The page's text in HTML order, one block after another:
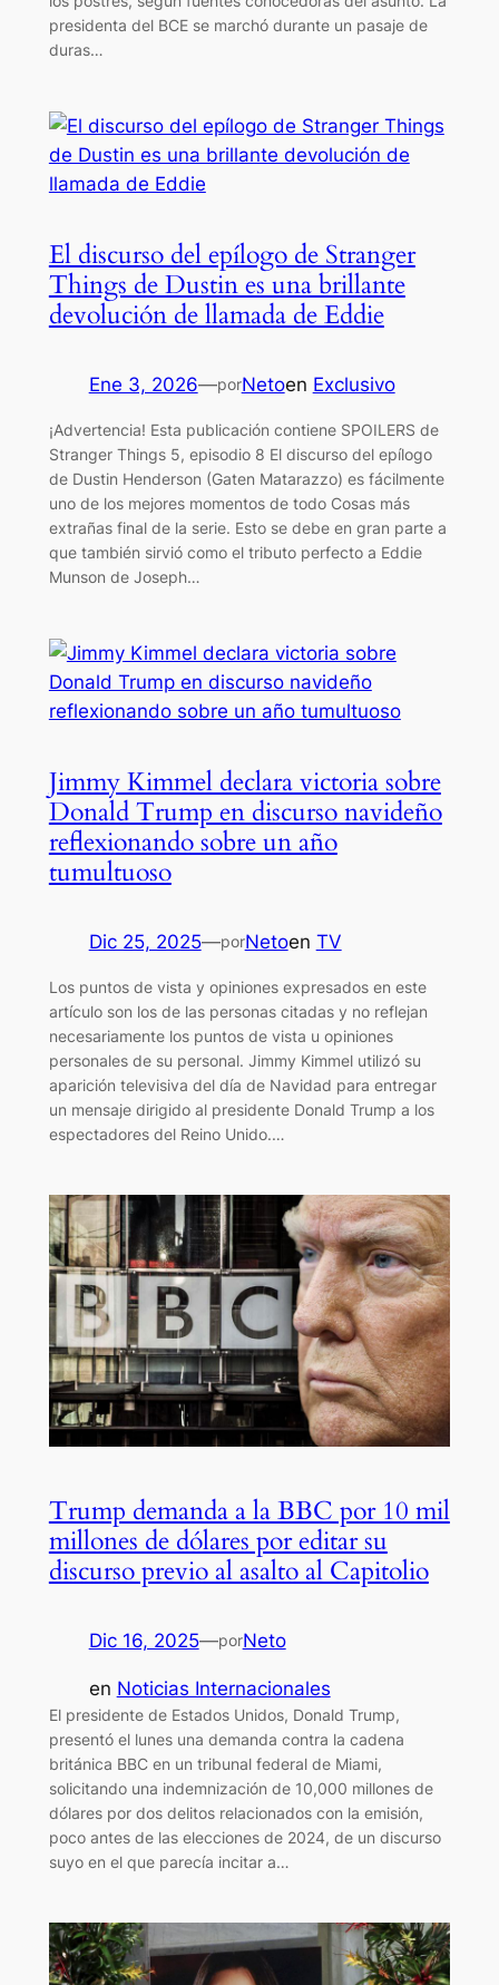
presidenta del BCE se marchó durante un pasaje de
duras…
El discurso del epílogo de Stranger
Things de Dustin es una brillante
devolución de llamada de Eddie
Ene 3, 2026—porNetoen Exclusivo
¡Advertencia! Esta publicación contiene SPOILERS de
Stranger Things 5, episodio 8 El discurso del epílogo
de Dustin Henderson (Gaten Matarazzo) es fácilmente
uno de los mejores momentos de todo Cosas más
extrañas final de la serie. Esto se debe en gran parte a
que también sirvió como el tributo perfecto a Eddie
Munson de Joseph…
Jimmy Kimmel declara victoria sobre
Donald Trump en discurso navideño
reflexionando sobre un año
tumultuoso
Dic 25, 2025—porNetoen TV
Los puntos de vista y opiniones expresados ​​en este
artículo son los de las personas citadas y no reflejan
necesariamente los puntos de vista u opiniones
personales de su personal. Jimmy Kimmel utilizó su
aparición televisiva del día de Navidad para entregar
un mensaje dirigido al presidente Donald Trump a los
espectadores del Reino Unido.…
Trump demanda a la BBC por 10 mil
millones de dólares por editar su
discurso previo al asalto al Capitolio
Dic 16, 2025—porNeto
en Noticias Internacionales
El presidente de Estados Unidos, Donald Trump,
presentó el lunes una demanda contra la cadena
británica BBC en un tribunal federal de Miami,
solicitando una indemnización de 10,000 millones de
dólares por dos delitos relacionados con la emisión,
poco antes de las elecciones de 2024, de un discurso
suyo en el que parecía incitar a…